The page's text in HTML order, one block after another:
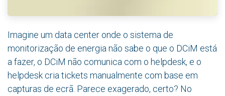
Imagine um data center onde o sistema de
monitorização de energia não sabe o que o DCiM está
a fazer, o DCiM não comunica com o helpdesk, e o
helpdesk cria tickets manualmente com base em
capturas de ecrã. Parece exagerado, certo? No